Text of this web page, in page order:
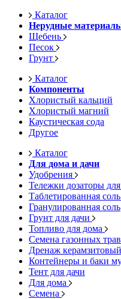
Каталог
Нерудные
Щебень
Песок
Грунт
Каталог
Компоненты
Хлористый кальций
Хлористый магний
Каустическая сода
Другое
Каталог
Для дома и дачи
Удобрения
Тележки дозаторы
Таблетированная соль
Гранулированная соль
Грунт для дачи
Топливо для дома
Семена газонных
Дренаж керамзитовый
Контейнеры и баки
Тент для дачи
Для дома
Семена